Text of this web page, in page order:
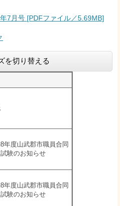
7月号 [PDFファイル／5.69MB]
を切り替える
年度山武郡市職員合同
験のお知らせ
年度山武郡市職員合同
験のお知らせ